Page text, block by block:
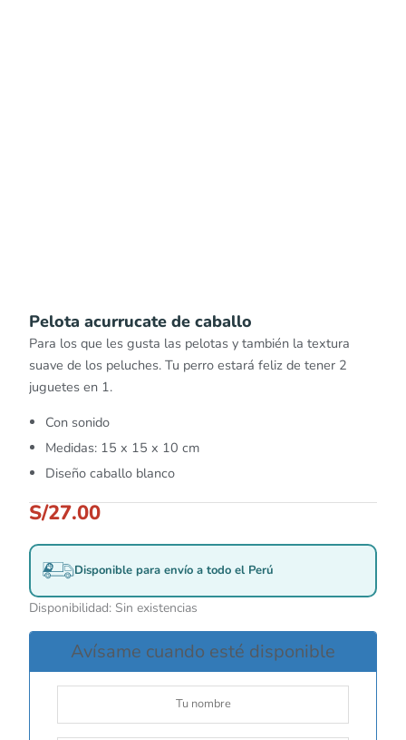
Pelota acurrucate de caballo
Para los que les gusta las pelotas y también la textura
suave de los peluches. Tu perro estará feliz de tener 2
juguetes en 1.
Con sonido
Medidas: 15 x 15 x 10 cm
Diseño caballo blanco
S/27.00
Disponible para envío a todo el Perú
Disponibilidad: Sin existencias
Avísame cuando esté disponible